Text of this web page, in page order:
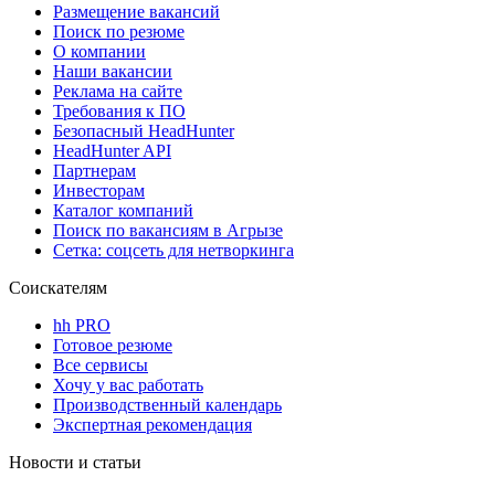
Размещение вакансий
Поиск по резюме
О компании
Наши вакансии
Реклама на сайте
Требования к ПО
Безопасный HeadHunter
HeadHunter API
Партнерам
Инвесторам
Каталог компаний
Поиск по вакансиям в Агрызе
Сетка: соцсеть для нетворкинга
Соискателям
hh PRO
Готовое резюме
Все сервисы
Хочу у вас работать
Производственный календарь
Экспертная рекомендация
Новости и статьи